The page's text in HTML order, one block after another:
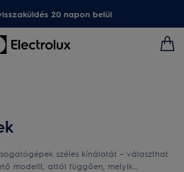
20 napon belül
széles kínálatát – választhat
modellt, attól függően, melyik